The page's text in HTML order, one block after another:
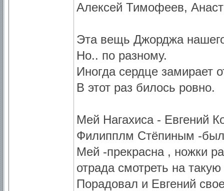
Алексей Тимофеев,
Эта вещь Джорджа
Но.. по разному.
Иногда сердце замирает
В этот раз билось ровно.
Мей Нагахиса - Евгений
Филипплм Стёпиным -
Мей -прекрасна , ножки
отрада смотреть на
Порадовал и Евгений